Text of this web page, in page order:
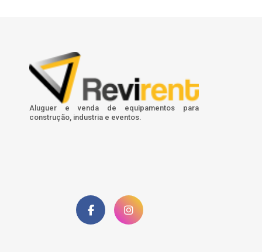
Aluguer e venda de equipamentos para
construção, industria e eventos.